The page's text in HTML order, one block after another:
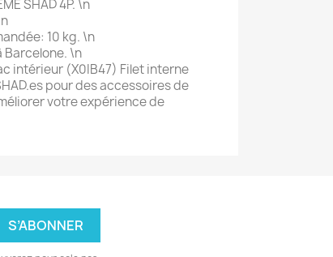
SHAD 4P. \n
10 kg. \n
Barcelone. \n
intérieur (X0IB47) Filet interne
pour des accessoires de
votre expérience de